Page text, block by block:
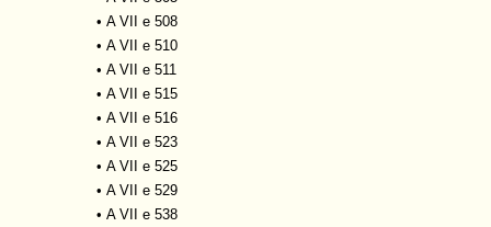
• A VII e 508
• A VII e 510
• A VII e 511
• A VII e 515
• A VII e 516
• A VII e 523
• A VII e 525
• A VII e 529
• A VII e 538